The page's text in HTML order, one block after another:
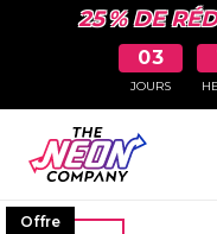
25 % DE
03
JOURS
Offre